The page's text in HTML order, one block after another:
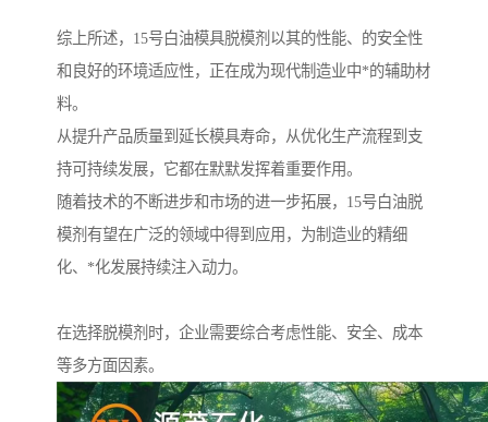
综上所述，15号白油模具脱模剂以其的性能、的安全性
和良好的环境适应性，正在成为现代制造业中*的辅助材
料。
从提升产品质量到延长模具寿命，从优化生产流程到支
持可持续发展，它都在默默发挥着重要作用。
随着技术的不断进步和市场的进一步拓展，15号白油脱
模剂有望在广泛的领域中得到应用，为制造业的精细
化、*化发展持续注入动力。
在选择脱模剂时，企业需要综合考虑性能、安全、成本
等多方面因素。